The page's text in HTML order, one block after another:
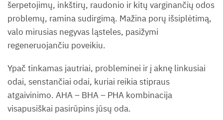
šerpetojimų, inkštirų, raudonio ir kitų varginančių odos
problemų, ramina sudirgimą. Mažina porų išsiplėtimą,
valo mirusias negyvas ląsteles, pasižymi
regeneruojančiu poveikiu.
Ypač tinkamas jautriai, probleminei ir į aknę linkusiai
odai, senstančiai odai, kuriai reikia stipraus
atgaivinimo. AHA – BHA – PHA kombinacija
visapusiškai pasirūpins jūsų oda.